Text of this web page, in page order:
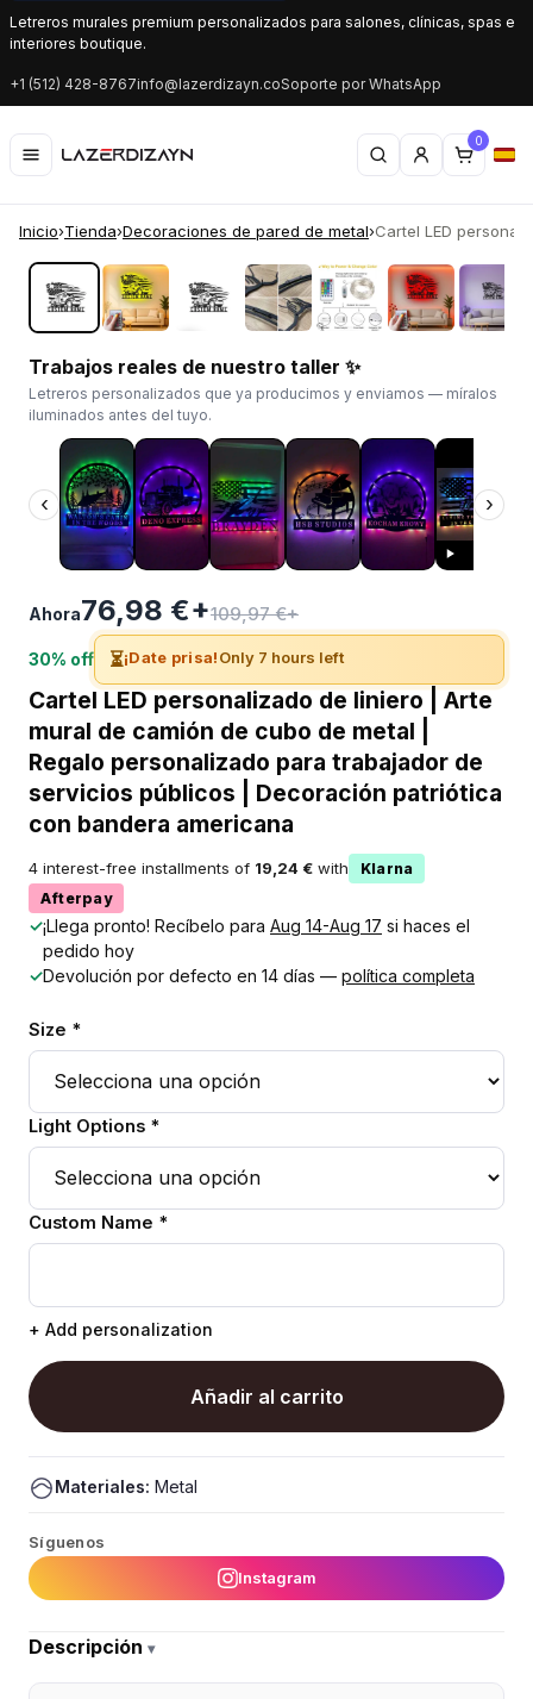
Letreros murales premium personalizados para salones, clínicas, spas e
interiores boutique.
+1 (512) 428-8767info@lazerdizayn.coSoporte por WhatsApp
0
Inicio›Tienda›Decoraciones de pared de metal›Cartel LED
‹ ›
Trabajos reales de nuestro taller ✨
Letreros personalizados que ya producimos y enviamos — míralos
iluminados antes del tuyo.
‹ ›
Ahora76,98 €+109,97 €+
30% off ⏳¡Date prisa!Only 7 hours left
Cartel LED personalizado de liniero | Arte
mural de camión de cubo de metal |
Regalo personalizado para trabajador de
servicios públicos | Decoración patriótica
con bandera americana
4 interest-free installments of 19,24 € with
Klarna
Afterpay
✓¡Llega pronto! Recíbelo para Aug 14-Aug 17 si haces el
pedido hoy
✓Devolución por defecto en 14 días — política completa
Size *
Light Options *
Custom Name *
+ Add personalization
Añadir al carrito
Materiales: Metal
Síguenos
Instagram
Descripción ▾